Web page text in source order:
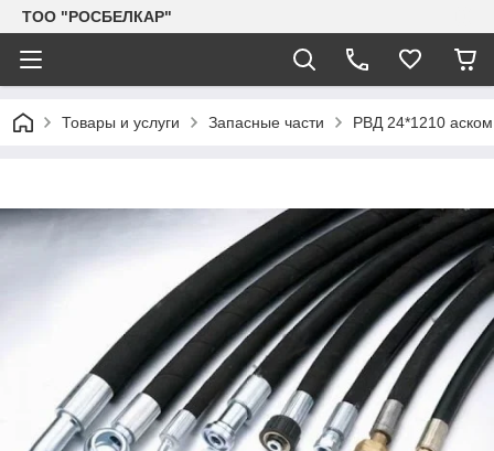
TOO "РОСБЕЛКАР"
Товары и услуги Запасные части РВД 24*1210